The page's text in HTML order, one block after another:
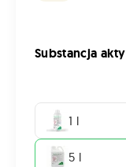
Substancja
1 l
5 l